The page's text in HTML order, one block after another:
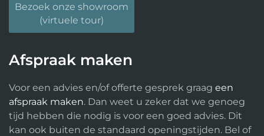
Bezoek onze showroom
(virtuele tour)
Afspraak maken
Voor een advies en/of offerte gesprek graag een
afspraak maken. Dan weet u zeker dat we genoeg
tijd hebben die nodig is voor een goed advies. Dit
kan ook buiten de standaard openingstijden. Bel of